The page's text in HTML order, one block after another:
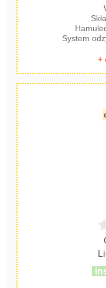
System
+